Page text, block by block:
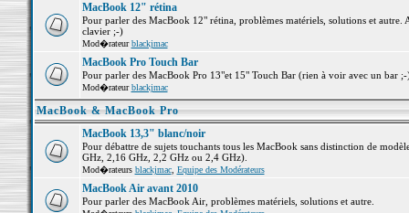
MacBook 12" rétina
Pour parler des MacBook 12" rétina, problèmes matériels, solutions et
clavier ;-)
Mod�rateurblackjmac
MacBook Pro Touch Bar
Pour parler des MacBook Pro 13"et 15" Touch Bar (rien à voir avec un bar
Mod�rateurblackjmac
MacBook & MacBook Pro
MacBook 13,3" blanc/noir
Pour débattre de sujets touchants tous les MacBook sans distinction de
GHz, 2,16 GHz, 2,2 GHz ou 2,4 GHz).
Mod�rateurs blackjmac, Equipe des Modérateurs
MacBook Air avant 2010
Pour parler des MacBook Air, problèmes matériels, solutions et autre.